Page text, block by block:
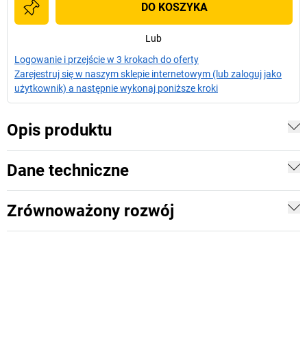
DO KOSZYKA
Lub
Logowanie i przejście w 3 krokach do oferty
Zarejestruj się w naszym sklepie internetowym (lub zaloguj jako
użytkownik) a następnie wykonaj poniższe kroki
Opis produktu
Dane techniczne
Zrównoważony rozwój